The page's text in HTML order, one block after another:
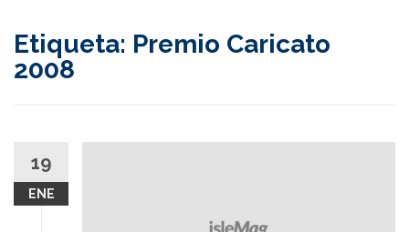
Etiqueta: Premio Caricato
2008
19
ENE